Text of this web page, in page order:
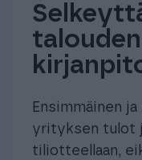
Ensimmäinen
yrityksen tulot
tiliotteellaan,